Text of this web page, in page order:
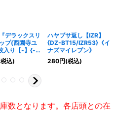
デラックスリ
プ(西園寺ユ
入り【-】{-}
》
込)
ハヤブサ返し【IZR】
{DZ-BT15/IZR53}《イ
ナズマイレブン》
280円(税込)
数となります。各店頭との在